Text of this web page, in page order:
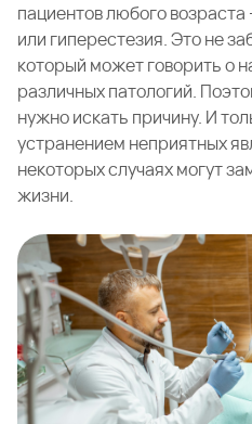
пациентов любого возраста
или гиперестезия. Это не
который может говорить о
различных патологий.
нужно искать причину. И
устранением неприятных
некоторых случаях могут
жизни.